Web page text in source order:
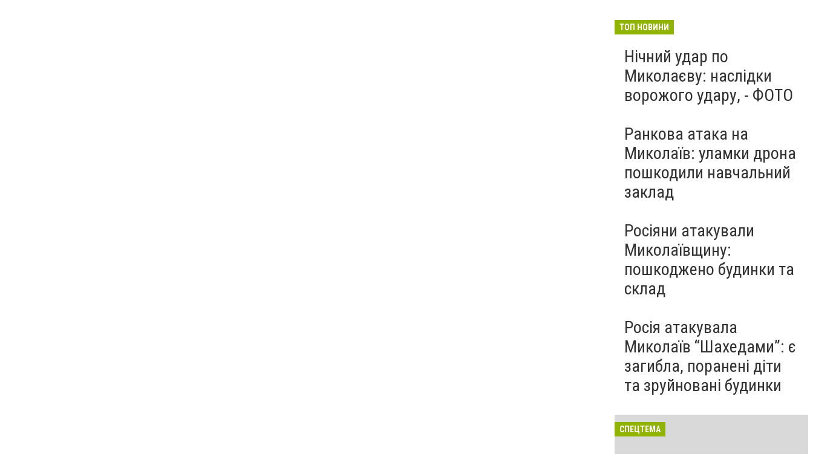
ТОП НОВИНИ
Нічний удар по
Миколаєву: наслідки
ворожого удару, - ФОТО
Ранкова атака на
Миколаїв: уламки дрона
пошкодили навчальний
заклад
Росіяни атакували
Миколаївщину:
пошкоджено будинки та
склад
Росія атакувала
Миколаїв “Шахедами”: є
загибла, поранені діти
та зруйновані будинки
СПЕЦТЕМА